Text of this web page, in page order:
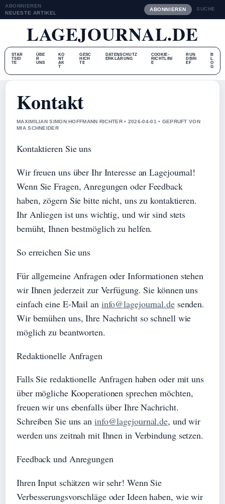
ABONNIEREN
NEUESTE ARTIKEL
ABONNIEREN SUCHE
LAGEJOURNAL.DE
STAR
TSEI
TE
ÜBE
R
UNS
KO
NT
AK
T
GESC
HICH
TE
DATENSCHUTZ
ERKLÄRUNG
COOKIE-
RICHTLINI
E
RUN
DBRI
EF
B
L
O
G
Kontakt
MAXIMILIAN SIMON HOFFMANN RICHTER • 2026-04-01 • GEPRUFT VON
MIA SCHNEIDER
Kontaktieren Sie uns
Wir freuen uns über Ihr Interesse an Lagejournal!
Wenn Sie Fragen, Anregungen oder Feedback
haben, zögern Sie bitte nicht, uns zu kontaktieren.
Ihr Anliegen ist uns wichtig, und wir sind stets
bemüht, Ihnen bestmöglich zu helfen.
So erreichen Sie uns
Für allgemeine Anfragen oder Informationen stehen
wir Ihnen jederzeit zur Verfügung. Sie können uns
einfach eine E-Mail an info@lagejournal.desenden.
Wir bemühen uns, Ihre Nachricht so schnell wie
möglich zu beantworten.
Redaktionelle Anfragen
Falls Sie redaktionelle Anfragen haben oder mit uns
über mögliche Kooperationen sprechen möchten,
freuen wir uns ebenfalls über Ihre Nachricht.
Schreiben Sie uns an info@lagejournal.de, und wir
werden uns zeitnah mit Ihnen in Verbindung setzen.
Feedback und Anregungen
Ihren Input schätzen wir sehr! Wenn Sie
Verbesserungsvorschläge oder Ideen haben, wie wir